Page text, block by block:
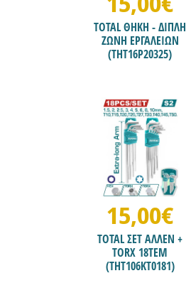
TOTAL ΘΗΚΗ - ΔΙΠΛΗ
ΖΩΝΗ ΕΡΓΑΛΕΙΩΝ
(THT16P20325)
15,00€
TOTAL ΣΕΤ ΑΛΛΕΝ +
TORX 18ΤΕΜ
(THT106KT0181)